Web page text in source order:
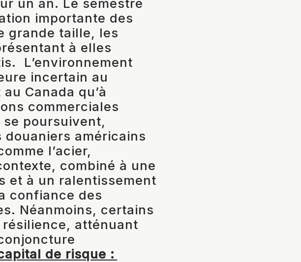
un an. Le semestre
importante des
grande taille, les
à elles
L’environnement
incertain au
Canada qu’à
commerciales
poursuivent,
américains
l’acier,
combiné à une
et à un ralentissement
confiance des
Néanmoins, certains
atténuant
de risque :